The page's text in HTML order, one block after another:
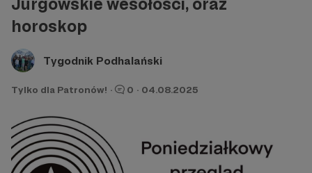
horoskop
Tygodnik Podhalański
Tylko dla Patronów! · 0 · 04.08.2025